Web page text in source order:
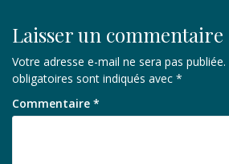
Laisser un commentaire
Votre adresse e-mail ne sera pas publiée.
obligatoires sont indiqués avec *
Commentaire *